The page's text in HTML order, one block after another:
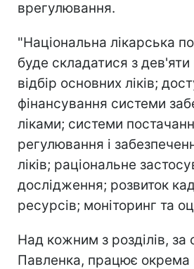
врегулювання.
"Національна лікарська
буде складатися з дев'яти
відбір основних ліків;
фінансування системи
ліками; системи
регулювання і
ліків; раціональне
дослідження; розвиток
ресурсів; моніторинг та
Над кожним з розділів, за
Павленка, працює окрема